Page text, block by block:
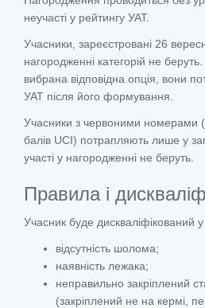
неучасті у рейтингу УАТ.
Учасники, зареєстровані 26
нагородженні категорій не
вибрана відповідна опція, вони
УАТ після його формування.
Учасники з червоними номерами
балів UCI) потрапляють лише у
участі у нагородженні не беруть.
Правила і
Учасник буде дискваліфікований
відсутність шолома;
наявність лежака;
неправильно закріплений
(закріплений не на кермі,